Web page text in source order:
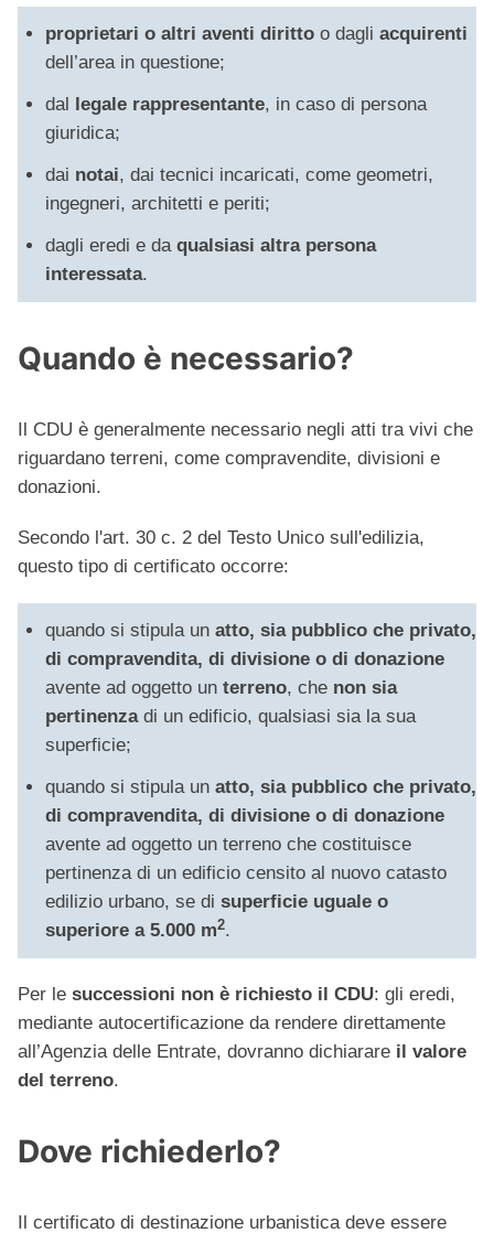
proprietari o altri aventi diritto o dagli acquirenti
dell’area in questione;
dal
legale rappresentante, in caso di persona
giuridica;
dai notai, dai tecnici incaricati, come geometri,
ingegneri, architetti e periti;
dagli eredi e da qualsiasi altra persona
interessata.
Quando è necessario?
Il CDU è generalmente necessario negli atti tra vivi che
riguardano terreni, come compravendite, divisioni e
donazioni.
Secondo l'art. 30 c. 2 del Testo Unico sull'edilizia,
questo tipo di certificato occorre:
quando si stipula un atto, sia pubblico che privato,
di compravendita, di divisione o di donazione
avente ad oggetto un terreno, che non sia
pertinenzadi un edificio, qualsiasi sia la sua
superficie;
quando si stipula un atto, sia pubblico che privato,
di compravendita, di divisione o di donazione
avente ad oggetto un terreno che costituisce
pertinenza di un edificio censito al nuovo catasto
edilizio urbano, se di superficie uguale o
superiore a 5.000 m2.
Per le successioni non è richiesto il CDU: gli eredi,
mediante autocertificazione da rendere direttamente
all’Agenzia delle Entrate, dovranno dichiarare il valore
del terreno.
Dove richiederlo?
Il certificato di destinazione urbanistica deve essere